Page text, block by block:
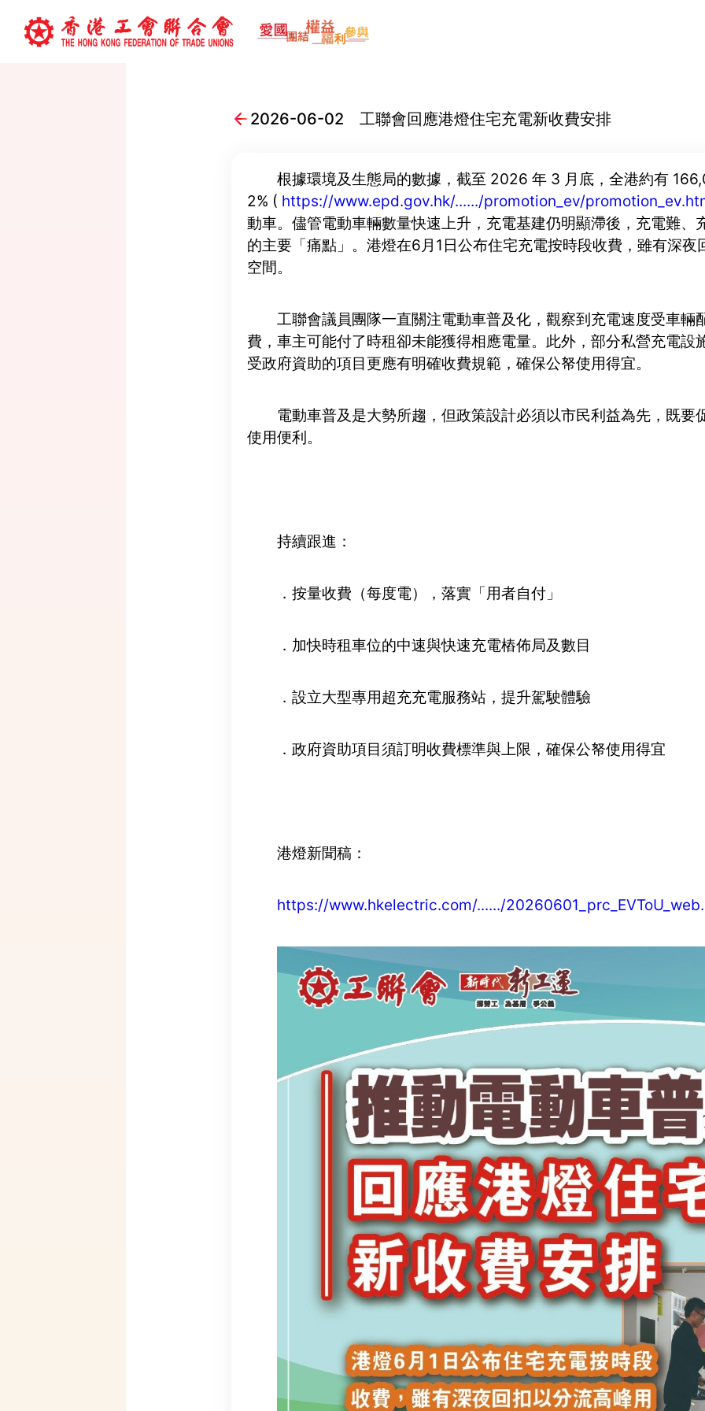
2026-06-02 工聯會回應港燈住宅充電新收費安排
根據環境及生態局的數據，截至 2026 年 3 月底，全港約有
2% ( https://www.epd.gov.hk/....../promotion_ev/
動車。儘管電動車輛數量快速上升，充電基建仍明顯滯後，充電難、
的主要「痛點」。港燈在6月1日公布住宅充電按時段收費，雖有深
空間。
工聯會議員團隊一直關注電動車普及化，觀察到充電速度受車輛
費，車主可能付了時租卻未能獲得相應電量。此外，部分私營充電設
受政府資助的項目更應有明確收費規範，確保公帑使用得宜。
電動車普及是大勢所趨，但政策設計必須以市民利益為先，既
使用便利。
持續跟進：
．按量收費（每度電），落實「用者自付」
．加快時租車位的中速與快速充電樁佈局及數目
．設立大型專用超充充電服務站，提升駕駛體驗
．政府資助項目須訂明收費標準與上限，確保公帑使用得宜
港燈新聞稿：
https://www.hkelectric.com/....../